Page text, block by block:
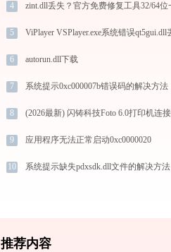
4
5
6 autorun.dll下载
7 系统提示0xc000007b错误码的解决方法
8
9 应用程序无法正常启动0xc0000020
10 系统提示缺失pdxsdk.dll文件的解决方法
推荐内容